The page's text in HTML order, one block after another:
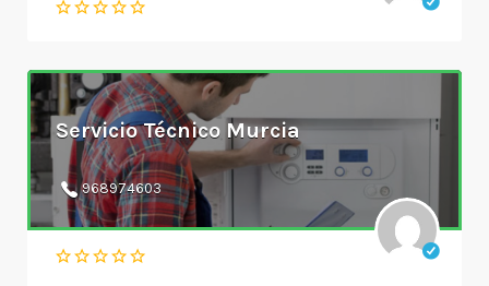
Servicio Técnico Murcia
968974603